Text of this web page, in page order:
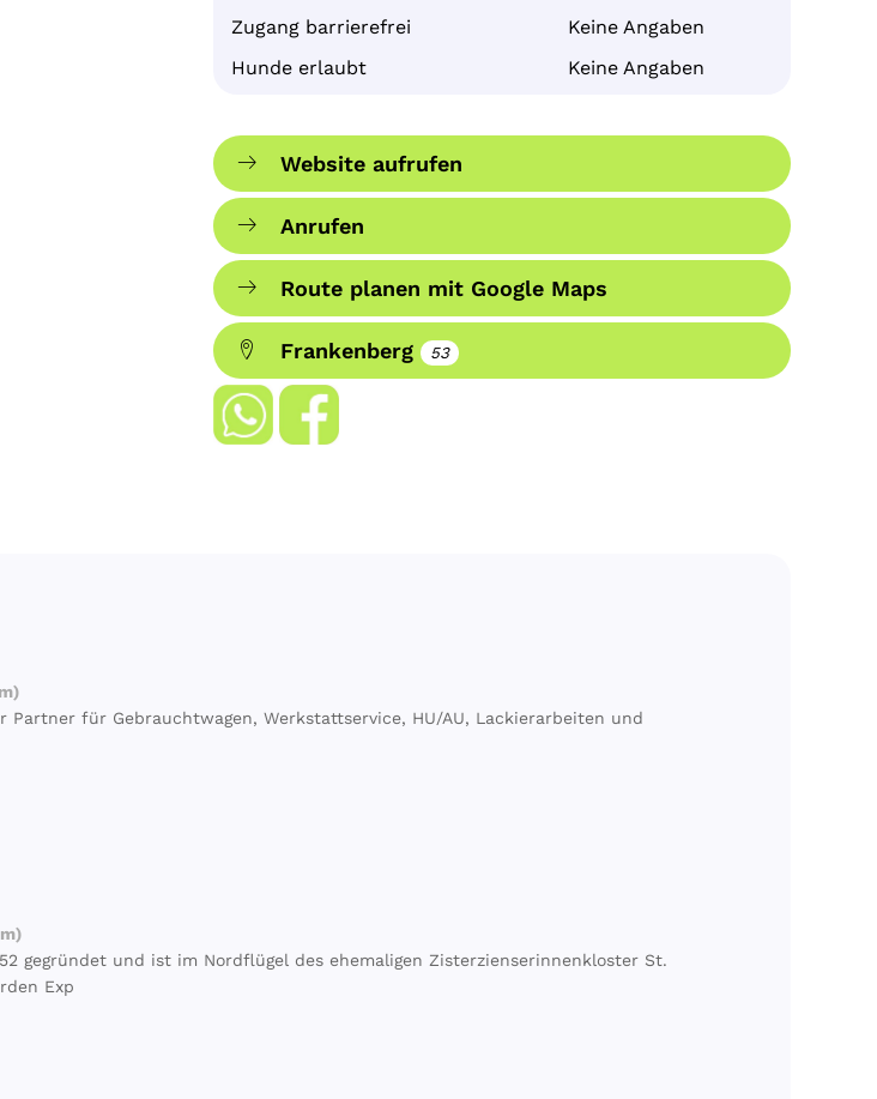
Zugang barrierefrei
Keine Angaben
Hunde erlaubt
Keine Angaben
Website aufrufen
Anrufen
Route planen mit Google Maps
Frankenberg 53
Partner für Gebrauchtwagen, Werkstattservice, HU/AU, Lackierarbeiten und
gegründet und ist im Nordflügel des ehemaligen Zisterzienserinnenkloster St.
Exp